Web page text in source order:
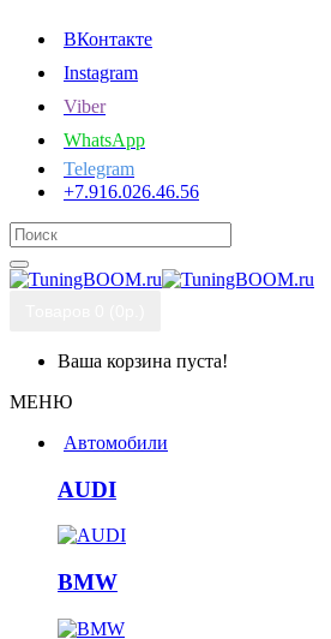
ВКонтакте
Instagram
Viber
WhatsApp
Telegram
+7.916.026.46.56
Ваша корзина пуста!
МЕНЮ
Автомобили
AUDI
BMW